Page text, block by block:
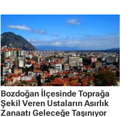
Bozdoğan İlçesinde Toprağa
Şekil Veren Ustaların Asırlık
Zanaatı Geleceğe Taşınıyor